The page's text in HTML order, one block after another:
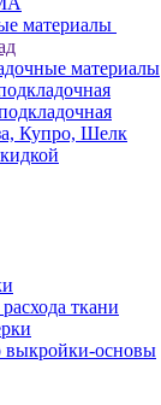
материалы
материалы
Купро, Шелк
ткани
выкройки-основы